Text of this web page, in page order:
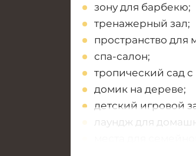
зону для барбекю;
тренажерный зал;
пространство для
спа-салон;
тропический сад
домик на дереве;
детский игровой
лаундж для